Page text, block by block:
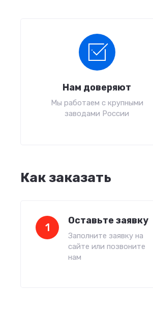
Нам доверяют
Мы работаем с крупными
заводами России
Как заказать
1
Оставьте заявку
Заполните заявку на
сайте или позвоните
нам